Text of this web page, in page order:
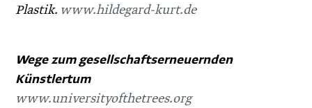
Plastik. www.hildegard-kurt.de
Wege zum gesellschaftserneuernden
Künstlertum
www.universityofthetrees.org